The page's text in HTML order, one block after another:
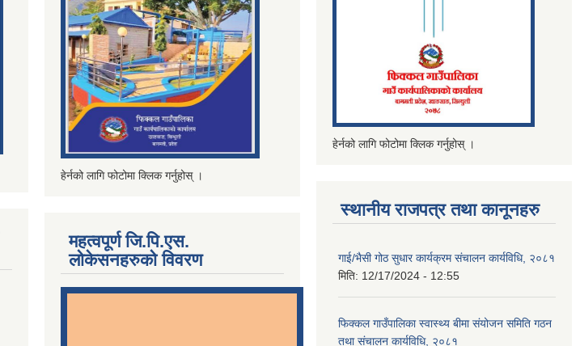
हेर्नको लागि फोटोमा क्लिक गर्नुहोस् ।
महत्वपूर्ण जि.पि.एस.
लोकेसनहरुको विवरण
हेर्नको लागि फोटोमा क्लिक गर्नुहोस् ।
स्थानीय राजपत्र तथा कानूनहरु
गाई/भैसी गोठ सुधार कार्यक्रम संचालन कार्यविधि, २०८१
मिति: 12/17/2024 - 12:55
फिक्कल गाउँपालिका स्वास्थ्य बीमा संयोजन समिति गठन
तथा संचालन कार्यविधि, २०८१